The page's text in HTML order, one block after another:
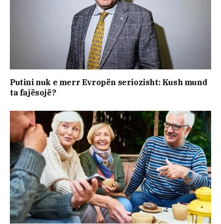
Putini nuk e merr Evropën seriozisht: Kush mund
ta fajësojë?